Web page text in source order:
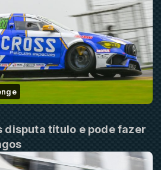
disputa título e pode fazer